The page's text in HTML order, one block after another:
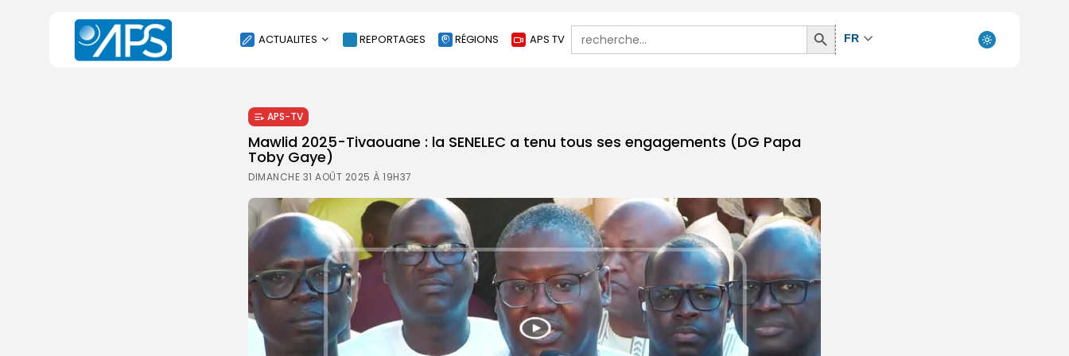
ACTUALITES
SOCIÉTÉ
ÉCONOMIE
CULTURE
ENVIRONNEMENT
INTERNATIONAL
AGENDA
SANTE
REPORTAGES RÉGIONS APS TV
Search
for:
Search
Button
FR
APS-TV
Mawlid 2025-Tivaouane : la SENELEC a tenu tous ses engagements (DG Papa
Toby Gaye)
DIMANCHE 31 AOÛT 2025 À 19H37